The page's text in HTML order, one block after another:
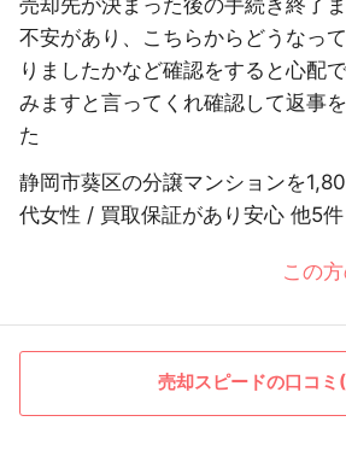
不安があり、こちらからどうなっ
りましたかなど確認をすると心配
みますと言ってくれ確認して返事
た
静岡市葵区の分譲マンションを
代女性 / 買取保証があり安心 他5件
この
売却スピードの口コミ